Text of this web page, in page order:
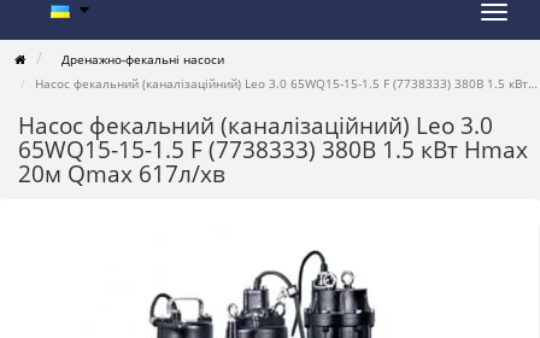
Дренажно-фекальні насоси
Насос фекальний (каналізаційний) Leo 3.0 65WQ15-15-1.5 F (7738333) 380В 1.5 кВт Hmax 20м Qmax 617л/хв
Насос фекальний (каналізаційний) Leo 3.0
65WQ15-15-1.5 F (7738333) 380В 1.5 кВт Hmax
20м Qmax 617л/хв